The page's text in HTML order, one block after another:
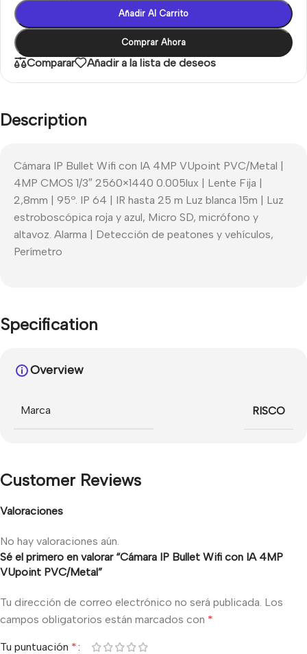
Añadir Al Carrito
Comprar Ahora
Comparar Añadir a la lista de deseos
Description
Cámara IP Bullet Wifi con IA 4MP VUpoint PVC/Metal |
4MP CMOS 1/3″ 2560×1440 0.005lux | Lente Fija |
2,8mm | 95º. IP 64 | IR hasta 25 m Luz blanca 15m | Luz
estroboscópica roja y azul, Micro SD, micrófono y
altavoz. Alarma | Detección de peatones y vehículos,
Perímetro
Specification
Overview
Marca RISCO
Customer Reviews
Valoraciones
No hay valoraciones aún.
Sé el primero en valorar “Cámara IP Bullet Wifi con IA 4MP
VUpoint PVC/Metal”
Tu dirección de correo electrónico no será publicada. Los
campos obligatorios están marcados con *
Tu puntuación *